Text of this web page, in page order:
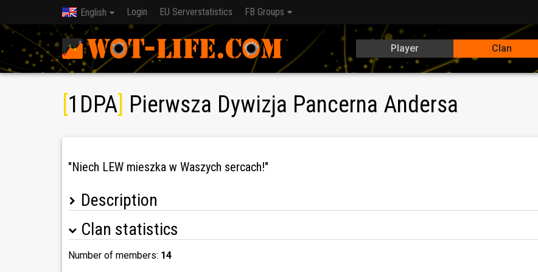
English Login EU Serverstatistics FB Groups
Player Clan
1DPA Pierwsza Dywizja Pancerna Andersa
"Niech LEW mieszka w Waszych sercach!"
Description
"Żołnierze! Kochani moi Bracia i Dzieci! Nadeszła chwila bitwy. Długo czekaliśmy na tę chwilę odwetu i zemsty
walczyć będą dywizje brytyjskie, amerykańskie, kanadyjskie, nowozelandzkie walczyć będą Francuzi, Włosi
zasławi na cały świat imię żołnierza polskiego. W chwilach tych będą z nami myśli i serca całego narodu,
towarzyszy broni. Niech LEW mieszka w Waszych sercach! Żołnierze!"
Clan statistics
Number of members: 14